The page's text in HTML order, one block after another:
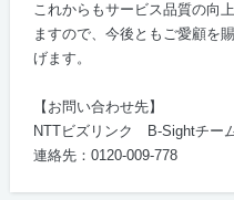
これからもサービス品質の向
ますので、今後ともご愛顧を
げます。
【お問い合わせ先】
NTTビズリンク
B-Sightチー
連絡先：0120-009-778